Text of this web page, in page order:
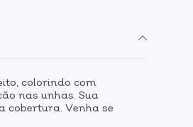
colorindo com
nas unhas. Sua
cobertura. Venha se